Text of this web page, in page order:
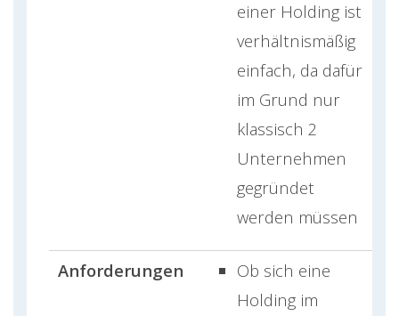
einer Holding ist
verhältnismäßig
einfach, da dafür
im Grund nur
klassisch 2
Unternehmen
gegründet
werden müssen
Anforderungen
Ob sich eine
Holding im